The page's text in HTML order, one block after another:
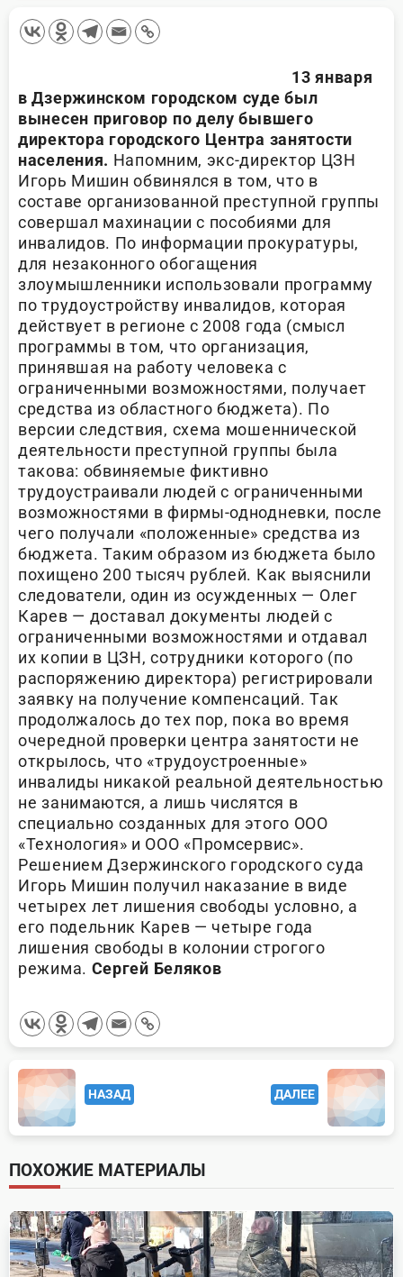
13 января
в Дзержинском городском суде был
вынесен приговор по делу бывшего
директора городского Центра занятости
населения. Напомним, экс-директор ЦЗН
Игорь Мишин обвинялся в том, что в
составе организованной преступной группы
совершал махинации с пособиями для
инвалидов. По информации прокуратуры,
для незаконного обогащения
злоумышленники использовали программу
по трудоустройству инвалидов, которая
действует в регионе с 2008 года (смысл
программы в том, что организация,
принявшая на работу человека с
ограниченными возможностями, получает
средства из областного бюджета). По
версии следствия, схема мошеннической
деятельности преступной группы была
такова: обвиняемые фиктивно
трудоустраивали людей с ограниченными
возможностями в фирмы-однодневки, после
чего получали «положенные» средства из
бюджета. Таким образом из бюджета было
похищено 200 тысяч рублей. Как выяснили
следователи, один из осужденных — Олег
Карев — доставал документы людей с
ограниченными возможностями и отдавал
их копии в ЦЗН, сотрудники которого (по
распоряжению директора) регистрировали
заявку на получение компенсаций. Так
продолжалось до тех пор, пока во время
очередной проверки центра занятости не
открылось, что «трудоустроенные»
инвалиды никакой реальной деятельностью
не занимаются, а лишь числятся в
специально созданных для этого ООО
«Технология» и ООО «Промсервис».
Решением Дзержинского городского суда
Игорь Мишин получил наказание в виде
четырех лет лишения свободы условно, а
его подельник Карев — четыре года
лишения свободы в колонии строгого
режима. Сергей Беляков
<span
class="nav-
subtitle
screen-
reader-
text">Page</span>
НАЗАД ДАЛЕЕ
ПОХОЖИЕ МАТЕРИАЛЫ